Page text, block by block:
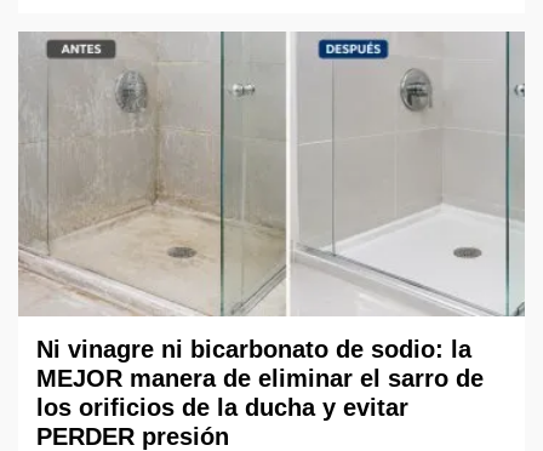
Ni vinagre ni bicarbonato de sodio: la
MEJOR manera de eliminar el sarro de
los orificios de la ducha y evitar
PERDER presión